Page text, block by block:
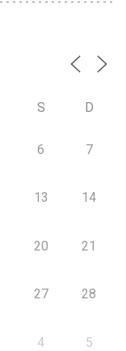
S D
6 7
13 14
20 21
27 28
4 5